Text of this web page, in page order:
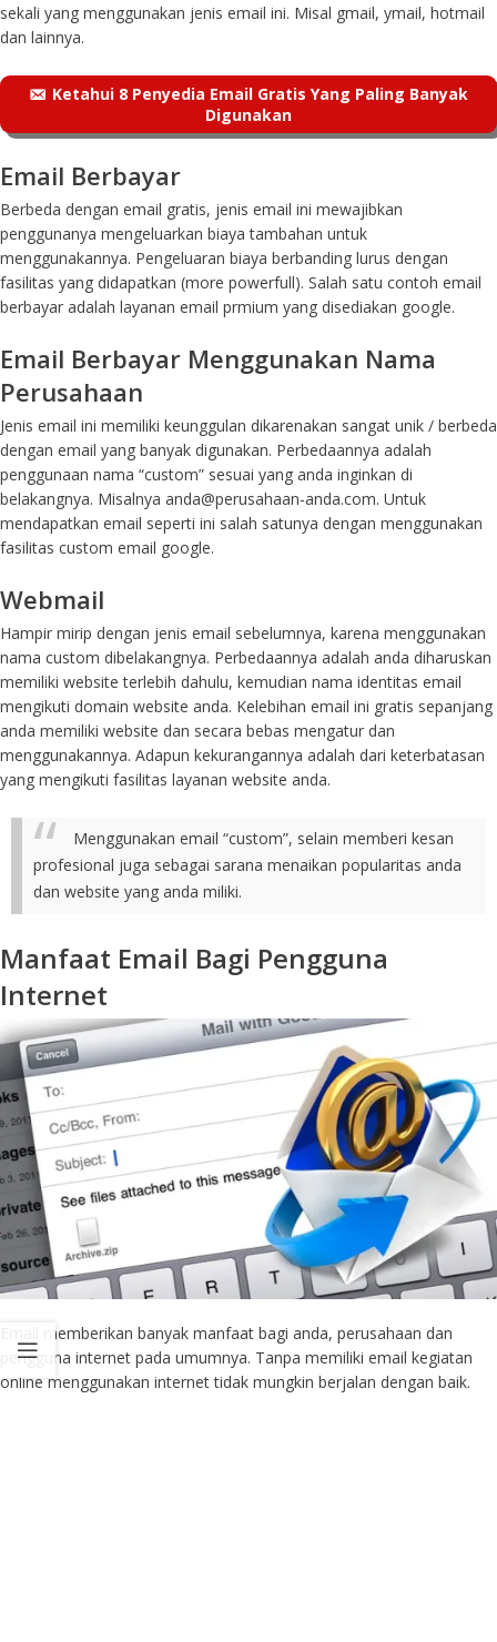
sekali yang menggunakan jenis email ini. Misal gmail, ymail, hotmail
dan lainnya.
Ketahui 8 Penyedia Email Gratis Yang Paling Banyak
Digunakan
Email Berbayar
Berbeda dengan email gratis, jenis email ini mewajibkan
penggunanya mengeluarkan biaya tambahan untuk
menggunakannya. Pengeluaran biaya berbanding lurus dengan
fasilitas yang didapatkan (more powerfull). Salah satu contoh email
berbayar adalah layanan email prmium yang disediakan google.
Email Berbayar Menggunakan Nama
Perusahaan
Jenis email ini memiliki keunggulan dikarenakan sangat unik / berbeda
dengan email yang banyak digunakan. Perbedaannya adalah
penggunaan nama “custom” sesuai yang anda inginkan di
belakangnya. Misalnya anda@perusahaan-anda.com. Untuk
mendapatkan email seperti ini salah satunya dengan menggunakan
fasilitas custom email google.
Webmail
Hampir mirip dengan jenis email sebelumnya, karena menggunakan
nama custom dibelakangnya. Perbedaannya adalah anda diharuskan
memiliki website terlebih dahulu, kemudian nama identitas email
mengikuti domain website anda. Kelebihan email ini gratis sepanjang
anda memiliki website dan secara bebas mengatur dan
menggunakannya. Adapun kekurangannya adalah dari keterbatasan
yang mengikuti fasilitas layanan website anda.
Menggunakan email “custom”, selain memberi kesan
profesional juga sebagai sarana menaikan popularitas anda
dan website yang anda miliki.
Manfaat Email Bagi Pengguna
Internet
Email memberikan banyak manfaat bagi anda, perusahaan dan
pengguna internet pada umumnya. Tanpa memiliki email kegiatan
online menggunakan internet tidak mungkin berjalan dengan baik.